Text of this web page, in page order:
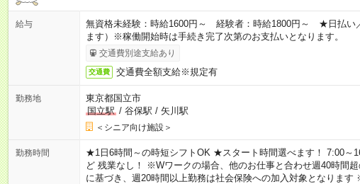
給与
無資格未経験：時給1600円～ 経験者：時給1800円～ ★日払い
ます）※稼働開始時は手続き完了次第のお支払いとなります。
交通費別途支給あり
交通費 交通費全額支給※規定有
勤務地
東京都国立市
国立駅/ 谷保駅 / 矢川駅
＜シニア向け施設＞
勤務時間
★1日6時間～の時短シフトOK ★スタート時間選べます！ 7:00～
ど 残業なし！ ※Wワークの場合、他のお仕事と合わせ週40時間
に基づき、週20時間以上勤務は社会保険への加入対象となりま